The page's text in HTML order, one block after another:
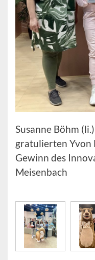
Susanne Böhm
gratulierten Yvon
Gewinn des
Meisenbach